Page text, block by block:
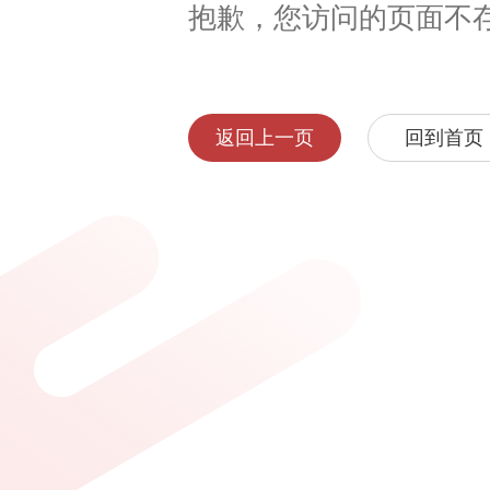
抱歉，您访问的页面不
返回上一页 回到首页